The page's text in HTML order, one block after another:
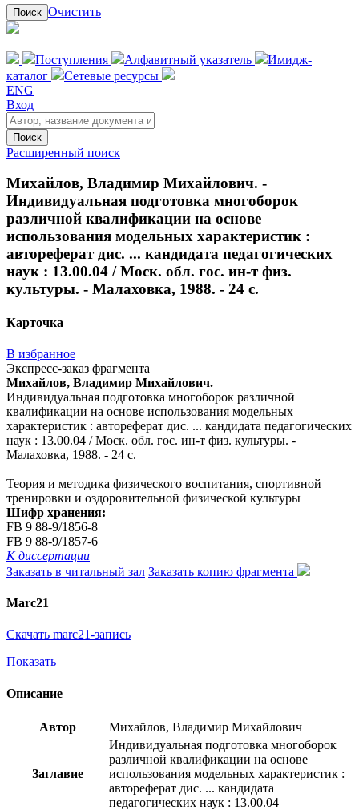
Поиск Очистить
Поступления Алфавитный указатель
Имидж-
каталог
Сетевые ресурсы
ENG
Вход
Поиск
Расширенный поиск
Михайлов, Владимир Михайлович. -
Индивидуальная подготовка многоборок
различной квалификации на основе
использования модельных характеристик :
автореферат дис. ... кандидата педагогических
наук : 13.00.04 / Моск. обл. гос. ин-т физ.
культуры. - Малаховка, 1988. - 24 с.
Карточка
В избранное
Экспресс-заказ фрагмента
Михайлов, Владимир Михайлович.
Индивидуальная подготовка многоборок различной
квалификации на основе использования модельных
характеристик : автореферат дис. ... кандидата педагогических
наук : 13.00.04 / Моск. обл. гос. ин-т физ. культуры. -
Малаховка, 1988. - 24 с.
Теория и методика физического воспитания, спортивной
тренировки и оздоровительной физической культуры
Шифр хранения:
FB 9 88-9/1856-8
FB 9 88-9/1857-6
К диссертации
Заказать в читальный зал Заказать копию фрагмента
Marc21
Скачать marc21-запись
Показать
Описание
Автор Михайлов, Владимир Михайлович
Заглавие
Индивидуальная подготовка многоборок
различной квалификации на основе
использования модельных характеристик :
автореферат дис. ... кандидата
педагогических наук : 13.00.04